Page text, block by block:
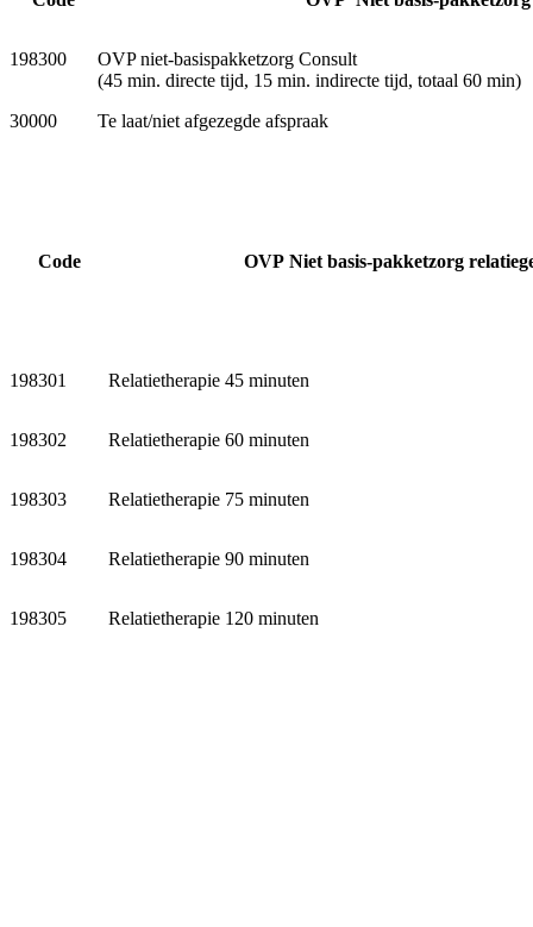
198300
OVP niet-basispakketzorg Consult
(45 min. directe tijd, 15 min. indirecte tijd, totaal 60 min)
30000
Te laat/niet afgezegde afspraak
Code OVP Niet basis-pakketzorg
198301 Relatietherapie 45 minuten
198302 Relatietherapie 60 minuten
198303 Relatietherapie 75 minuten
198304 Relatietherapie 90 minuten
198305 Relatietherapie 120 minuten